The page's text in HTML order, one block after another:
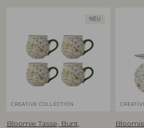
NEU
CREATIVE COLLECTION
Bloomie Tasse, Bunt,